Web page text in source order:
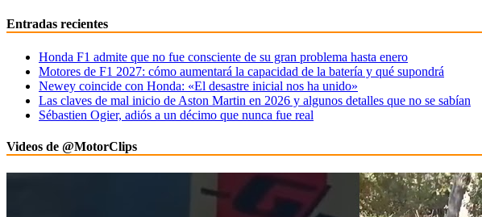
Entradas recientes
Honda F1 admite que no fue consciente de su gran problema hasta enero
Motores de F1 2027: cómo aumentará la capacidad de la batería y qué supondrá
Newey coincide con Honda: «El desastre inicial nos ha unido»
Las claves de mal inicio de Aston Martin en 2026 y algunos detalles que no se sabían
Sébastien Ogier, adiós a un décimo que nunca fue real
Videos de @MotorClips